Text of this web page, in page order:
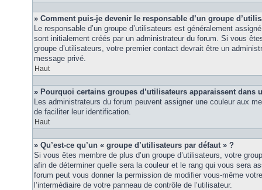
» Comment puis-je devenir le responsable d’un groupe
Le responsable d’un groupe d’utilisateurs est généralement
sont initialement créés par un administrateur du forum. Si vous
groupe d’utilisateurs, votre premier contact devrait être un
message privé.
Haut
» Pourquoi certains groupes d’utilisateurs apparaissent dans
Les administrateurs du forum peuvent assigner une couleur aux
de faciliter leur identification.
Haut
» Qu’est-ce qu’un « groupe d’utilisateurs par défaut » ?
Si vous êtes membre de plus d’un groupe d’utilisateurs, votre
afin de déterminer quelle sera la couleur et le rang qui vous sera
forum peut vous donner la permission de modifier vous-même
l’intermédiaire de votre panneau de contrôle de l’utilisateur.